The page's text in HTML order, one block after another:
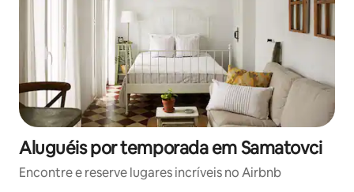
Aluguéis por temporada em Samatovci
Encontre e reserve lugares incríveis no Airbnb